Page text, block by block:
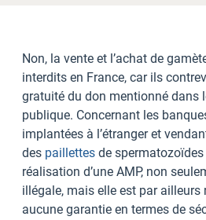
Non, la vente et l’achat de
interdits en France, car ils
gratuité du don mentionné dans
publique. Concernant les
implantées à l’étranger et
des paillettes de spermatozoïdes
réalisation d’une AMP, non
illégale, mais elle est par ailleurs
aucune garantie en termes de